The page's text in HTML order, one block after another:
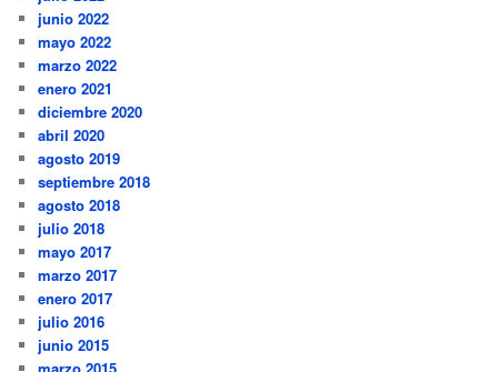
junio 2022
mayo 2022
marzo 2022
enero 2021
diciembre 2020
abril 2020
agosto 2019
septiembre 2018
agosto 2018
julio 2018
mayo 2017
marzo 2017
enero 2017
julio 2016
junio 2015